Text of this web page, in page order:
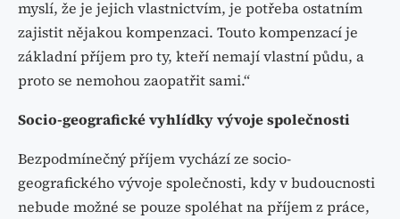
myslí, že je jejich vlastnictvím, je potřeba ostatním
zajistit nějakou kompenzaci. Touto kompenzací je
základní příjem pro ty, kteří nemají vlastní půdu, a
proto se nemohou zaopatřit sami.“
Socio-geografické vyhlídky vývoje společnosti
Bezpodmínečný příjem vychází ze socio-
geografického vývoje společnosti, kdy v budoucnosti
nebude možné se pouze spoléhat na příjem z práce,